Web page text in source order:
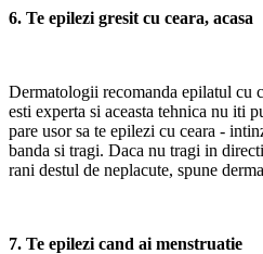
6. Te epilezi gresit cu ceara, acasa
Dermatologii recomanda epilatul cu
esti experta si aceasta tehnica nu iti
pare usor sa te epilezi cu ceara -
banda si tragi. Daca nu tragi in
rani destul de neplacute, spune
7. Te epilezi cand ai menstruatie